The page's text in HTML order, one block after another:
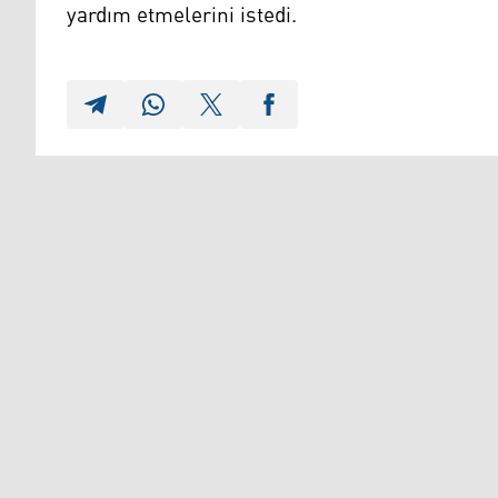
yardım etmelerini istedi.